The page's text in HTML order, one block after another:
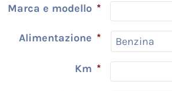
Marca e modello *
Alimentazione *
Km *